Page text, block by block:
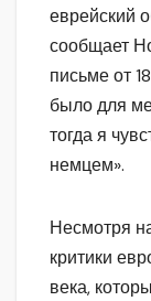
еврейский
сообщает
письме от
было для
тогда я
немцем».
Несмотря
критики
века,